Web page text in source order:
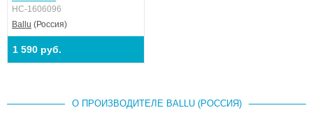
НС-1606096
Ballu (Россия)
1 590 руб.
О ПРОИЗВОДИТЕЛЕ BALLU (РОССИЯ)